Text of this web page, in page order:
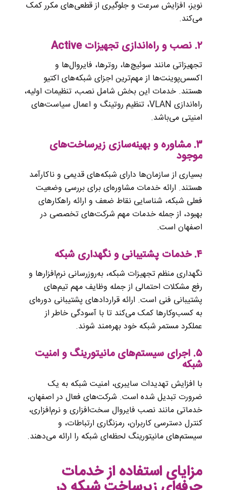
نویز، افزایش سرعت و جلوگیری از قطعی‌های مکرر کمک
می‌کند.
۲. نصب و راه‌اندازی تجهیزات Active
تجهیزاتی مانند سوئیچ‌ها، روترها، فایروال‌ها و
اکسس‌پوینت‌ها از مهم‌ترین اجزای شبکه‌های اکتیو
هستند. خدمات این بخش شامل نصب، تنظیمات اولیه،
راه‌اندازی VLAN، تنظیم روتینگ و اعمال سیاست‌های
امنیتی می‌باشد.
۳. مشاوره و بهینه‌سازی زیرساخت‌های
موجود
بسیاری از سازمان‌ها دارای شبکه‌های قدیمی و ناکارآمد
هستند. ارائه خدمات مشاوره‌ای برای بررسی وضعیت
فعلی شبکه، شناسایی نقاط ضعف و ارائه راهکارهای
بهبود، از جمله خدمات مهم شرکت‌های تخصصی در
اصفهان است.
۴. خدمات پشتیبانی و نگهداری شبکه
نگهداری منظم تجهیزات شبکه، به‌روزرسانی نرم‌افزارها و
رفع مشکلات احتمالی از جمله وظایف مهم تیم‌های
پشتیبانی فنی است. ارائه قراردادهای پشتیبانی دوره‌ای
به کسب‌وکارها کمک می‌کند تا با آسودگی خاطر از
عملکرد مستمر شبکه خود بهره‌مند شوند.
۵. اجرای سیستم‌های مانیتورینگ و امنیت
شبکه
با افزایش تهدیدات سایبری، امنیت شبکه به یک
ضرورت تبدیل شده است. شرکت‌های فعال در اصفهان،
خدماتی مانند نصب فایروال سخت‌افزاری و نرم‌افزاری،
کنترل دسترسی کاربران، رمزنگاری ارتباطات، و
سیستم‌های مانیتورینگ لحظه‌ای شبکه را ارائه می‌دهند.
مزایای استفاده از خدمات